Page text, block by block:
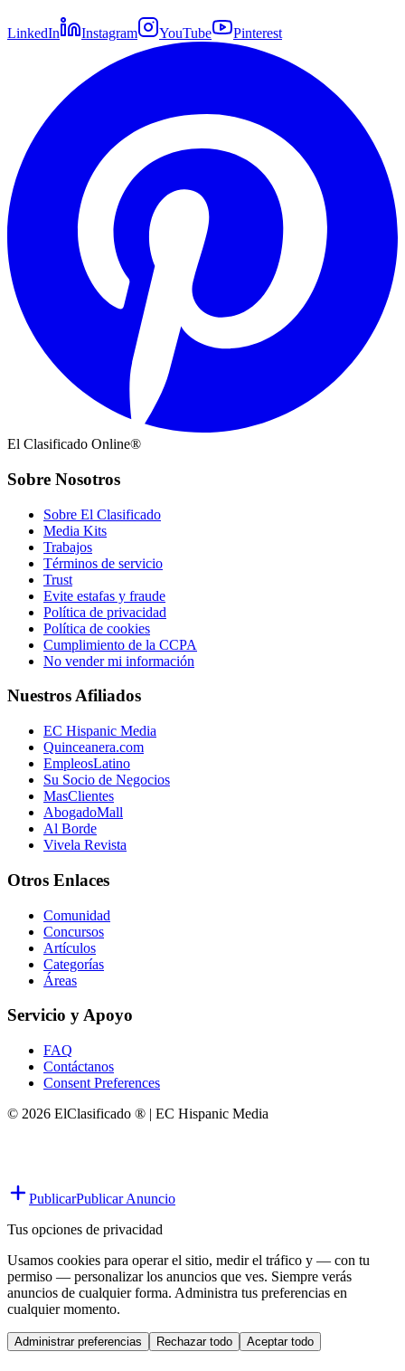
LinkedIn Instagram YouTube Pinterest
El Clasificado Online®
Sobre Nosotros
Sobre El Clasificado
Media Kits
Trabajos
Términos de servicio
Trust
Evite estafas y fraude
Política de privacidad
Política de cookies
Cumplimiento de la CCPA
No vender mi información
Nuestros Afiliados
EC Hispanic Media
Quinceanera.com
EmpleosLatino
Su Socio de Negocios
MasClientes
AbogadoMall
Al Borde
Vivela Revista
Otros Enlaces
Comunidad
Concursos
Artículos
Categorías
Áreas
Servicio y Apoyo
FAQ
Contáctanos
Consent Preferences
© 2026 ElClasificado ® | EC Hispanic Media
PublicarPublicar Anuncio
Tus opciones de privacidad
Usamos cookies para operar el sitio, medir el tráfico y — con tu
permiso — personalizar los anuncios que ves. Siempre verás
anuncios de cualquier forma. Administra tus preferencias en
cualquier momento.
Administrar preferencias Rechazar todo Aceptar todo